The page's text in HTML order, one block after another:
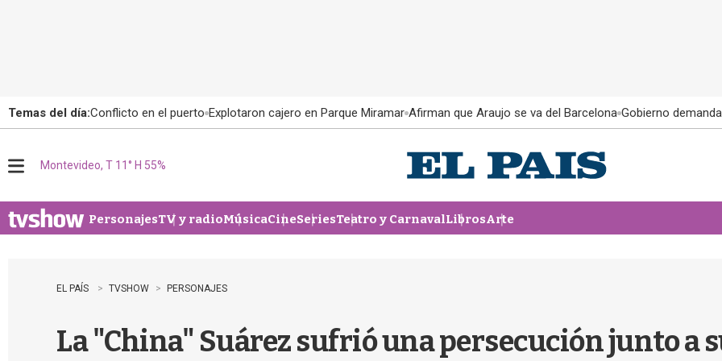
Temas del día:Conflicto en el puerto Explotaron cajero en Parque Miramar Afirman que Araujo se va del Barcelona Gobierno
u
Montevideo, T 11° H 55%
PersonajesTV y radioMúsicaCineSeriesTeatro y CarnavalLibrosArte
EL PAÍS TVSHOW PERSONAJES
La "China" Suárez sufrió una persecución junto a